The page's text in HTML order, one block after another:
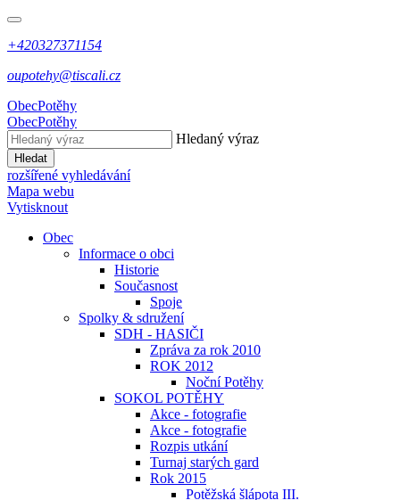
+420327371154
oupotehy@tiscali.cz
ObecPotěhy
ObecPotěhy
Hledaný výraz
Hledat
rozšířené vyhledávání
Mapa webu
Vytisknout
Obec
Informace o obci
Historie
Současnost
Spoje
Spolky & sdružení
SDH - HASIČI
Zpráva za rok 2010
ROK 2012
Noční Potěhy
SOKOL POTĚHY
Akce - fotografie
Akce - fotografie
Rozpis utkání
Turnaj starých gard
Rok 2015
Potěžská šlápota III.